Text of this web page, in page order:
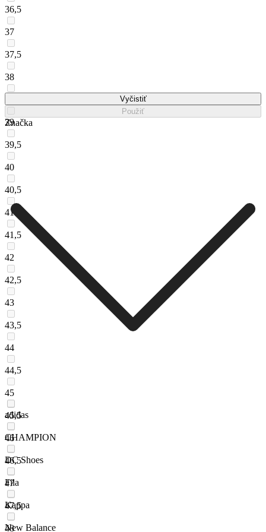
36,5
37
37,5
38
39
39,5
40
40,5
41
41,5
42
42,5
43
43,5
44
44,5
45
45,5
46
46,5
47
47,5
48
Vyčistiť
Použiť
Značka
adidas
CHAMPION
DC Shoes
Fila
Kappa
New Balance